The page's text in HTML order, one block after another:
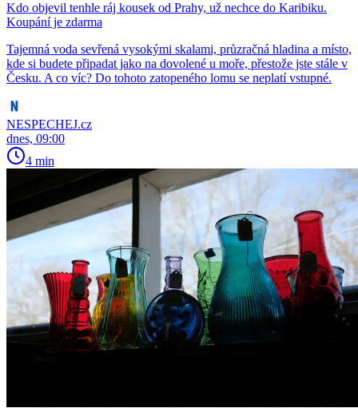
Kdo objevil tenhle ráj kousek od Prahy, už nechce do Karibiku.
Koupání je zdarma
Tajemná voda sevřená vysokými skalami, průzračná hladina a místo,
kde si budete připadat jako na dovolené u moře, přestože jste stále v
Česku. A co víc? Do tohoto zatopeného lomu se neplatí vstupné.
NESPECHEJ.cz
dnes, 09:00
4 min